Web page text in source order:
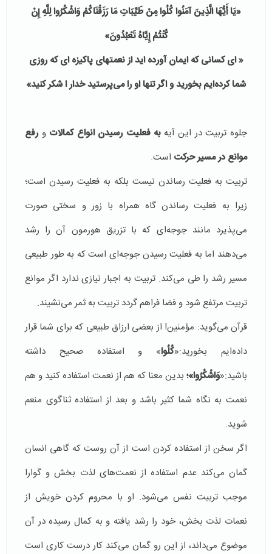
«يَا أَيُّهَا الَّذِينَ آمَنُوا كُلُوا مِنْ طَيِّبَاتِ مَا رَزَقْنَاكُمْ وَاشْكُرُوا لِلَّهِ إِنْ
كُنْتُمْ إِيَّاهُ تَعْبُدُونَ»
« ای کسانی که ایمان آورده اید از نعمتهای پاکیزه ای که روزی
شما کرده‌ایم بخورید و اگر تنها او را می‌پرستید خدار ا شکر کنید»
جلوه تربیت در این آیهبه فعلیت رسیدن انواع کمالات و رفع
موانع در مسیر حرکت است.
تربیت به فعلیت رساندن نیست بلکه به فعلیت رسیدن است؛
زیرا به فعلیت رساندن گاه همراه با زور و سختی صورت
می‌پذیرد مانند جوجه‌ای که با تزریق هورمون آن را رشد
می‌دهند اما به فعلیت رسیدن جوجه‌ای است که به طور طبیعی
مسیر رشد را طی می‌کند. تربیت به اجبار نیازی ندارد اگر موانع
تربیت مرتفع شود و فضا فراهم گردد تربیت به ثمر می‌نشیند.
قرآن می‌گوید: مؤمنین! از بعضی ارزاق طبیعی که برای شما قرار
داده‌ایم بخورید:«كُلُوا» و استفاده صحیح داشته
باشید:«وَاشْكُرُوا»؛ بدین معنا که هم از نعمت استفاده کنید و هم
نعمت به نگاه شما کثیر باشد و بعد از استفاده ثناگوی منعم
شوید.
اگر سخن از استفاده کردن است از آن روست که گاهی انسان
گمان می‌کند عدم استفاده از نعمت‌های لذت بخش و گوارا
موجب تربیت نفس می‌شود. او با محروم کردن خویش از
نعمات لذت بخش، خود را رشد یافته و به کمال رسیده در آن
موضوع می‌داند، از این رو گمان می‌کند کار درست کاری است